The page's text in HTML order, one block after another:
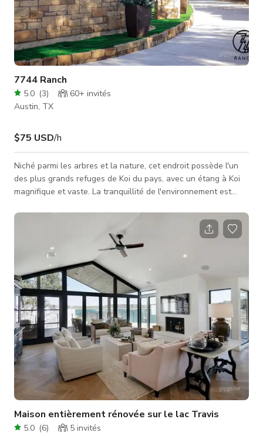
7744 Ranch
5.0 (3) 60+ invités
Austin, TX
$75 USD/h
Niché parmi les arbres et la nature, cet endroit possède l'un
des plus grands refuges de Koi du pays, avec un étang à Koi
magnifique et vaste. La tranquillité de l'environnement est
jacuzzi Michael Phelps, un sauna et un four à pizza au bois.
Que vous recherchiez la détente ou l'aventure, ce lieu offre le
parfait mélange de beauté naturelle et de confort moderne. Si
vous prévoyez d'avoir plus de 15 personnes dans votre
équipe, n'
Maison entièrement rénovée sur le lac Travis
5.0 (6) 5 invités